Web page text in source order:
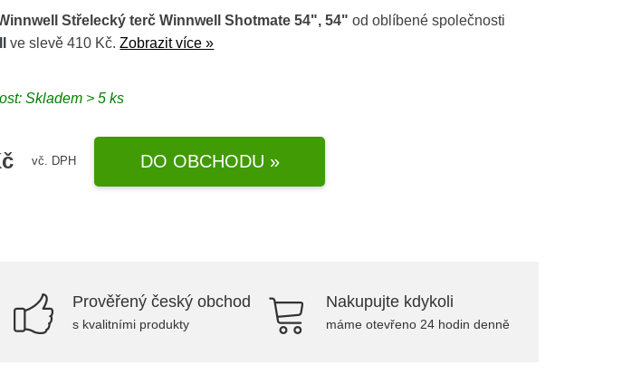
Střelecký terč Winnwell Shotmate 54", 54" od oblíbené společnosti
ve slevě 410 Kč.Zobrazit více »
Skladem > 5 ks
vč. DPH DO OBCHODU »
Prověřený český obchod
s kvalitními produkty
Nakupujte kdykoli
máme otevřeno 24 hodin denně